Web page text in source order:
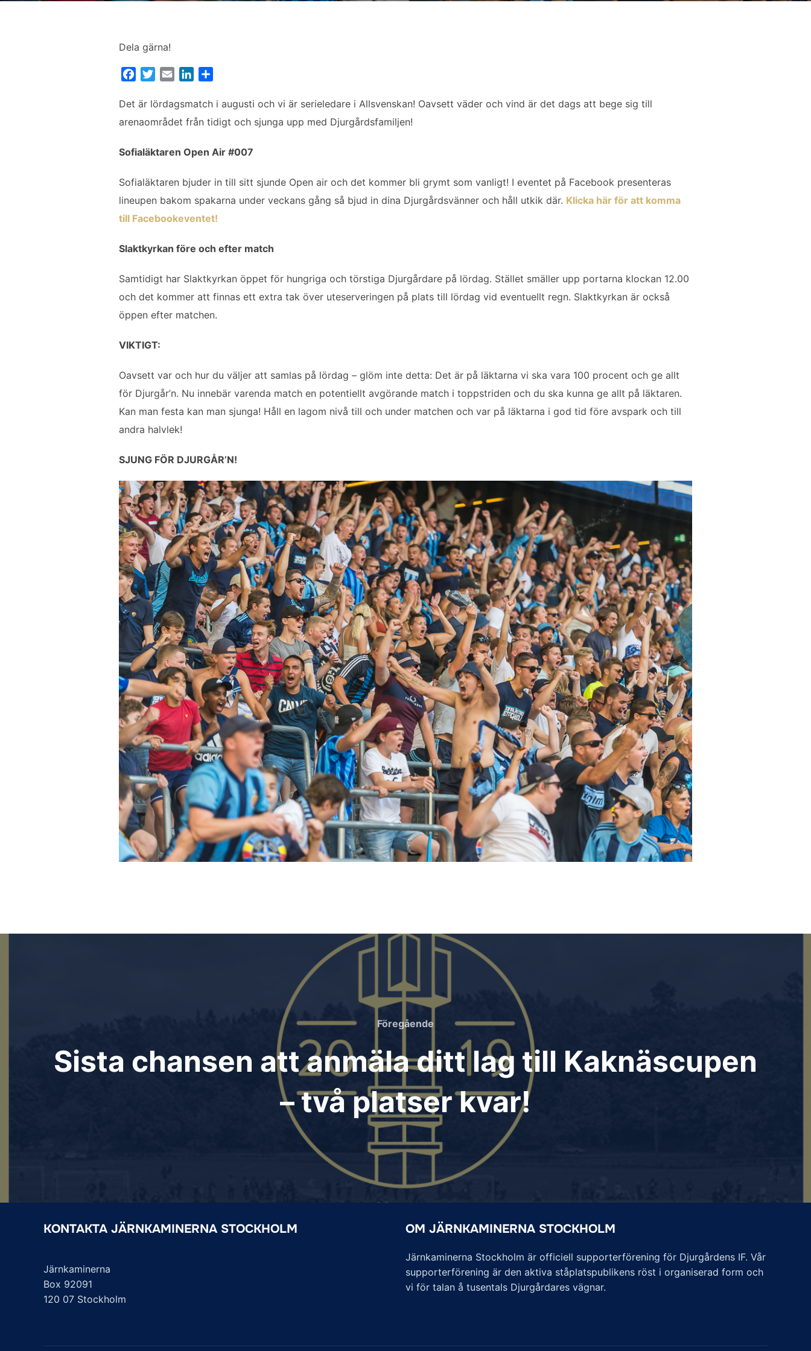
Dela gärna!
c
e
o
i
t
e
a
i
n
k
a
Det är lördagsmatch i augusti och vi är serieledare i Allsvenskan! Oavsett väder och vind är det dags att bege sig till
arenaområdet från tidigt och sjunga upp med Djurgårdsfamiljen!
Sofialäktaren Open Air #007
Sofialäktaren bjuder in till sitt sjunde Open air och det kommer bli grymt som vanligt! I eventet på Facebook presenteras
lineupen bakom spakarna under veckans gång så bjud in dina Djurgårdsvänner och håll utkik där. Klicka här för att komma
till Facebookeventet!
Slaktkyrkan före och efter match
Samtidigt har Slaktkyrkan öppet för hungriga och törstiga Djurgårdare på lördag. Stället smäller upp portarna klockan 12.00
och det kommer att finnas ett extra tak över uteserveringen på plats till lördag vid eventuellt regn. Slaktkyrkan är också
öppen efter matchen.
VIKTIGT:
Oavsett var och hur du väljer att samlas på lördag – glöm inte detta: Det är på läktarna vi ska vara 100 procent och ge allt
för Djurgår’n. Nu innebär varenda match en potentiellt avgörande match i toppstriden och du ska kunna ge allt på läktaren.
Kan man festa kan man sjunga! Håll en lagom nivå till och under matchen och var på läktarna i god tid före avspark och till
andra halvlek!
SJUNG FÖR DJURGÅR’N!
Föregående
Föregående
Sista chansen att anmäla ditt lag till Kaknäscupen
– två platser kvar!
KONTAKTA JÄRNKAMINERNA STOCKHOLM
Järnkaminerna
Box 92091
120 07 Stockholm
OM JÄRNKAMINERNA STOCKHOLM
Järnkaminerna Stockholm är officiell supporterförening för Djurgårdens IF. Vår
supporterförening är den aktiva ståplatspublikens röst i organiserad form och
vi för talan å tusentals Djurgårdares vägnar.